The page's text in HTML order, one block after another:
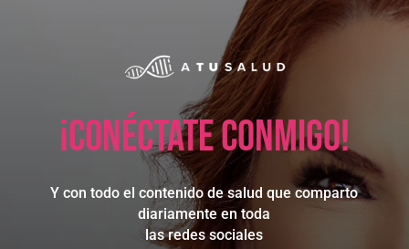
¡Conéctate conmigo!
Y con todo el contenido de salud que comparto
diariamente en toda
las redes sociales